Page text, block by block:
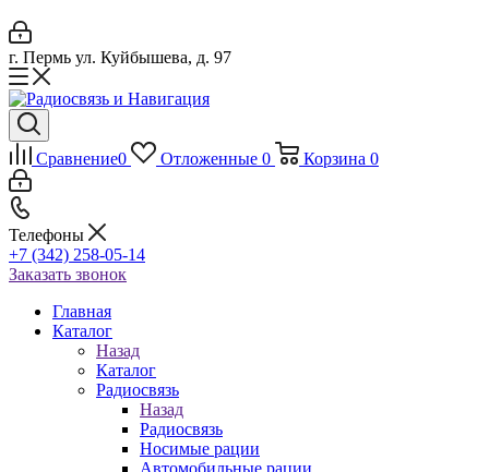
г. Пермь ул. Куйбышева, д. 97
Сравнение0 Отложенные 0 Корзина 0
Телефоны
+7 (342) 258-05-14
Заказать звонок
Главная
Каталог
Назад
Каталог
Радиосвязь
Назад
Радиосвязь
Носимые рации
Автомобильные рации